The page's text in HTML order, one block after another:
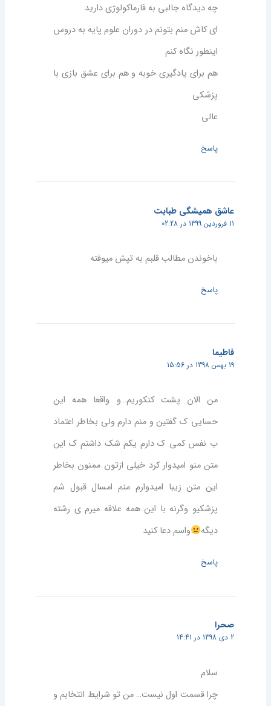
چه دیدگاه جالبی به فارماکولوژی دارید
ای کاش منم بتونم در دوران علوم پایه به دروس
اینطور نگاه کنم
هم برای یادگیری خوبه و هم برای عشق بازی با
پزشکی
عالی
پاسخ
عاشق همیشگی طبابت
11 فروردین 1399 در 02:28
باخوندن مطالب قلبم به تپش میوفته
پاسخ
فاطيما
19 بهمن 1398 در 15:56
من الان پشت كنكوريم…و واقعا همه اين
حسايي ك گفتين و منم دارم ولي بخاطر اعتماد
ب نفس كمي ك دارم يكم شك داشتم ك اين
متن منو اميدوار كرد خيلي ازتون ممنون بخاطر
اين متن زيبا اميدوارم منم امسال قبول شم
پزشكيو وگرنه با اين همه علاقه ميرم ي رشته
ديگه
واسم دعا كنيد
پاسخ
صحرا
2 دی 1398 در 14:41
سلام
چرا قسمت اول نیست… من تو شرایط انتخابم و